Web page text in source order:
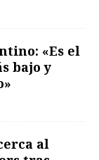
«Es el
bajo y
al